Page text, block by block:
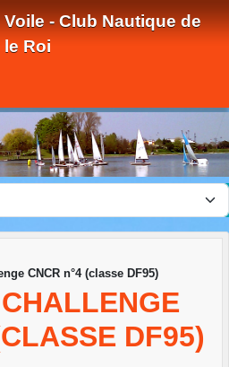
- Club Nautique de
Roi
CNCR n°4 (classe DF95)
DF95)